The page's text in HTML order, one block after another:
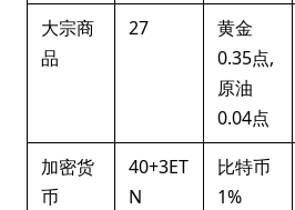
大宗商
品
27
黄金
0.35点,
原油
0.04点
加密货
币
40+3ET
N
比特币
1%